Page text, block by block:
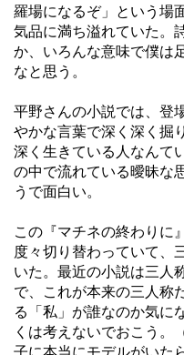
羅場になるぞ」という場
気品に満ち溢れていた。
か、いろんな意味で僕は
なと思う。
平野さんの小説では、登
やかな言葉で深く深く掘
深く生きている人なんて
の中で流れている曖昧な
うで面白い。
この『マチネの終わりに
度々切り替わっていて、
いた。最近の小説は三人
で、これが本来の三人称
る「私」が誰なのか気に
くは考えないでおこう。
子に本当にモデルがいた